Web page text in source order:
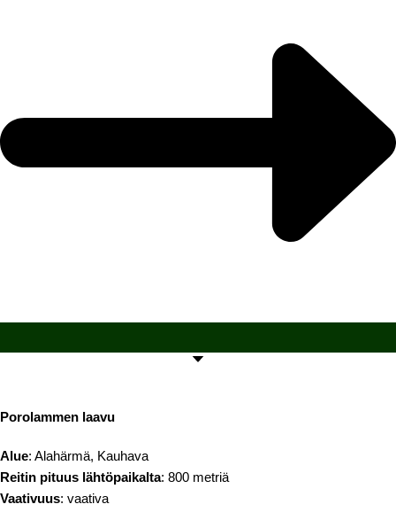
Porolammen laavu
Alue: Alahärmä, Kauhava
Reitin pituus lähtöpaikalta: 800 metriä
Vaativuus: vaativa